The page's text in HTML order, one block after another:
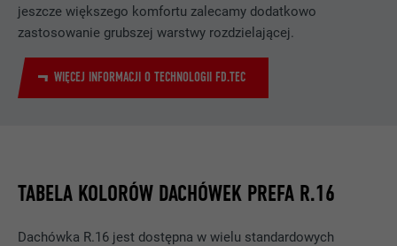
jeszcze większego komfortu zalecamy dodatkowo
zastosowanie grubszej warstwy rozdzielającej.
WIĘCEJ INFORMACJI O TECHNOLOGII FD.TEC
TABELA KOLORÓW DACHÓWEK PREFA R.16
Dachówka R.16 jest dostępna w wielu standardowych